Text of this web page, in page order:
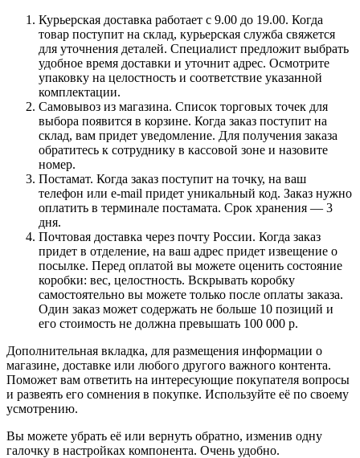
Курьерская доставка работает с 9.00 до 19.00. Когда
товар поступит на склад, курьерская служба свяжется
для уточнения деталей. Специалист предложит выбрать
удобное время доставки и уточнит адрес. Осмотрите
упаковку на целостность и соответствие указанной
комплектации.
Самовывоз из магазина. Список торговых точек для
выбора появится в корзине. Когда заказ поступит на
склад, вам придет уведомление. Для получения заказа
обратитесь к сотруднику в кассовой зоне и назовите
номер.
Постамат. Когда заказ поступит на точку, на ваш
телефон или e-mail придет уникальный код. Заказ нужно
оплатить в терминале постамата. Срок хранения — 3
дня.
Почтовая доставка через почту России. Когда заказ
придет в отделение, на ваш адрес придет извещение о
посылке. Перед оплатой вы можете оценить состояние
коробки: вес, целостность. Вскрывать коробку
самостоятельно вы можете только после оплаты заказа.
Один заказ может содержать не больше 10 позиций и
его стоимость не должна превышать 100 000 р.
Дополнительная вкладка, для размещения информации о
магазине, доставке или любого другого важного контента.
Поможет вам ответить на интересующие покупателя вопросы
и развеять его сомнения в покупке. Используйте её по своему
усмотрению.
Вы можете убрать её или вернуть обратно, изменив одну
галочку в настройках компонента. Очень удобно.